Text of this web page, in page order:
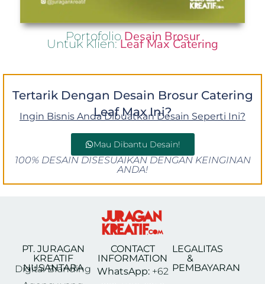
Portofolio Desain Brosur
Untuk Klien:Leaf Max Catering
Tertarik Dengan Desain Brosur Catering
Leaf Max Ini?
Ingin Bisnis Anda Dibuatkan Desain Seperti Ini?
Mau Dibantu Desain!
100% DESAIN DISESUAIKAN DENGAN KEINGINAN
ANDA!
PT. JURAGAN
KREATIF
NUSANTARA
Digital Branding
CONTACT
INFORMATION
WhatsApp:+62
LEGALITAS
&
PEMBAYARAN